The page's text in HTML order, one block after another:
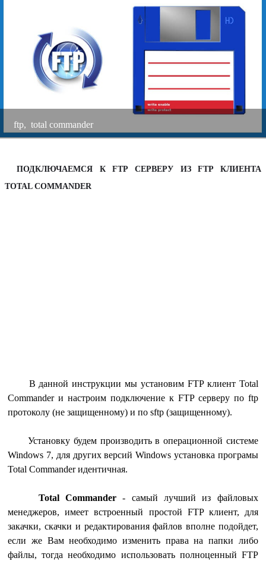
ftp, total commander
ПОДКЛЮЧАЕМСЯ К FTP СЕРВЕРУ ИЗ FTP КЛИЕНТА
TOTAL COMMANDER
В данной инструкции мы установим FTP клиент Total
Commander и настроим подключение к FTP серверу по ftp
протоколу (не защищенному) и по sftp (защищенному).
Установку будем производить в операционной системе
Windows 7, для других версий Windows установка програмы
Total Commander идентичная.
Total Commander - самый лучший из файловых
менеджеров, имеет встроенный простой FTP клиент, для
закачки, скачки и редактирования файлов вполне подойдет,
если же Вам необходимо изменить права на папки либо
файлы, тогда необходимо использовать полноценный FTP